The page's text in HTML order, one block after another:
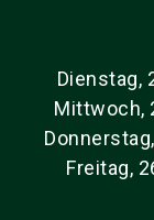
Dienstag,
Mittwoch,
Freitag,